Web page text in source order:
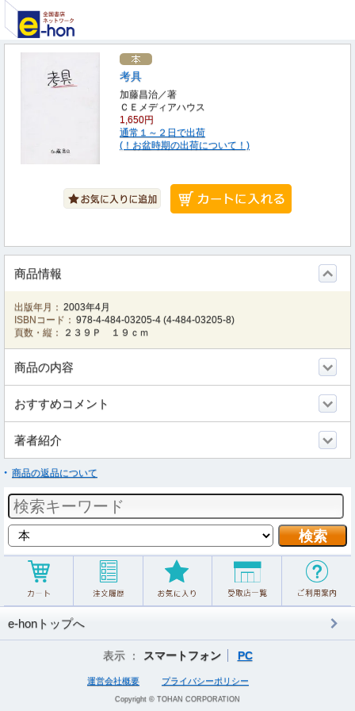
考具
加藤昌治／著
ＣＥメディアハウス
1,650円
通常１～２日で出荷
(！お盆時期の出荷について！)
商品情報
出版年月： 2003年4月
ISBNコード： 978-4-484-03205-4 (4-484-03205-8)
頁数・縦：
２３９Ｐ １９ｃｍ
商品の内容
おすすめコメント
著者紹介
商品の返品について
e-honトップへ
表示 ： スマートフォン PC
運営会社概要 プライバシーポリシー
Copyright © TOHAN CORPORATION